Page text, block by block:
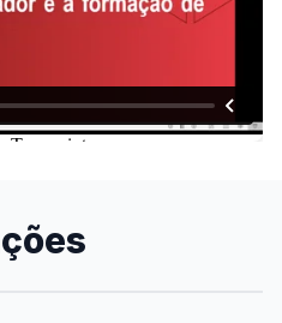
Assista o vídeo